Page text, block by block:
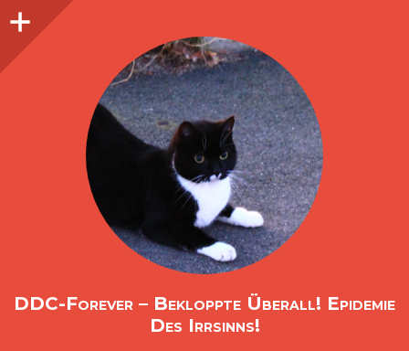
O
p
e
n
i
d
e
b
a
DDC-Forever – Bekloppte Überall! Epidemie
Des Irrsinns!
Seitenleiste